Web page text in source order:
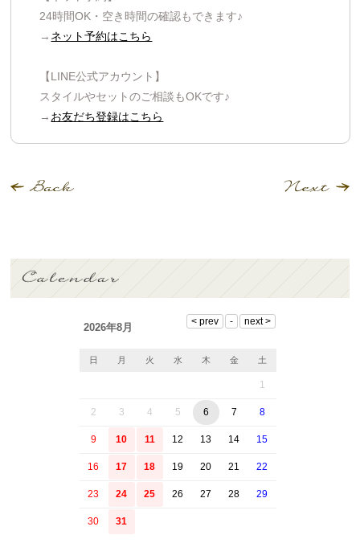
24時間OK・空き時間の確認もできます♪
→ ネット予約はこちら
【LINE公式アカウント】
スタイルやセットのご相談もOKです♪
→ お友だち登録はこちら
2026年8月
日 月 火 水 木 金 土
1
2 3 4 5 6 7 8
9 10 11 12 13 14 15
16 17 18 19 20 21 22
23 24 25 26 27 28 29
30 31